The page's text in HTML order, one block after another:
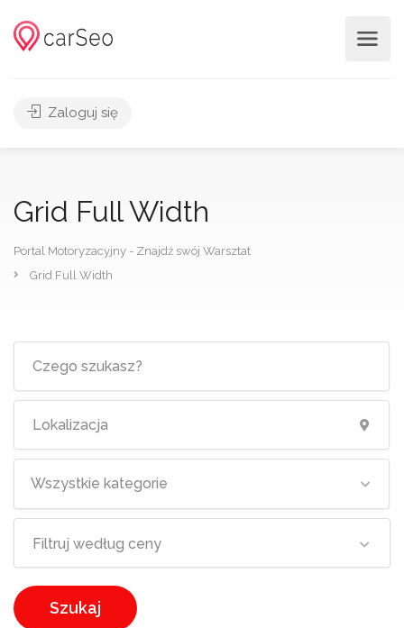
Zaloguj się
Grid Full Width
Portal Motoryzacyjny - Znajdź swój Warsztat
Grid Full Width
Wszystkie kategorie
Filtruj według ceny
Szukaj